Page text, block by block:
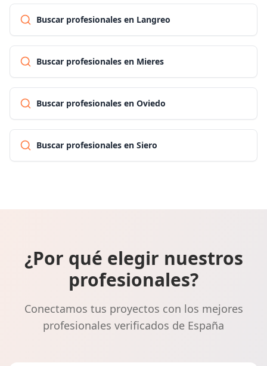
Buscar profesionales en Langreo
Buscar profesionales en Mieres
Buscar profesionales en Oviedo
Buscar profesionales en Siero
¿Por qué elegir nuestros
profesionales?
Conectamos tus proyectos con los mejores
profesionales verificados de España